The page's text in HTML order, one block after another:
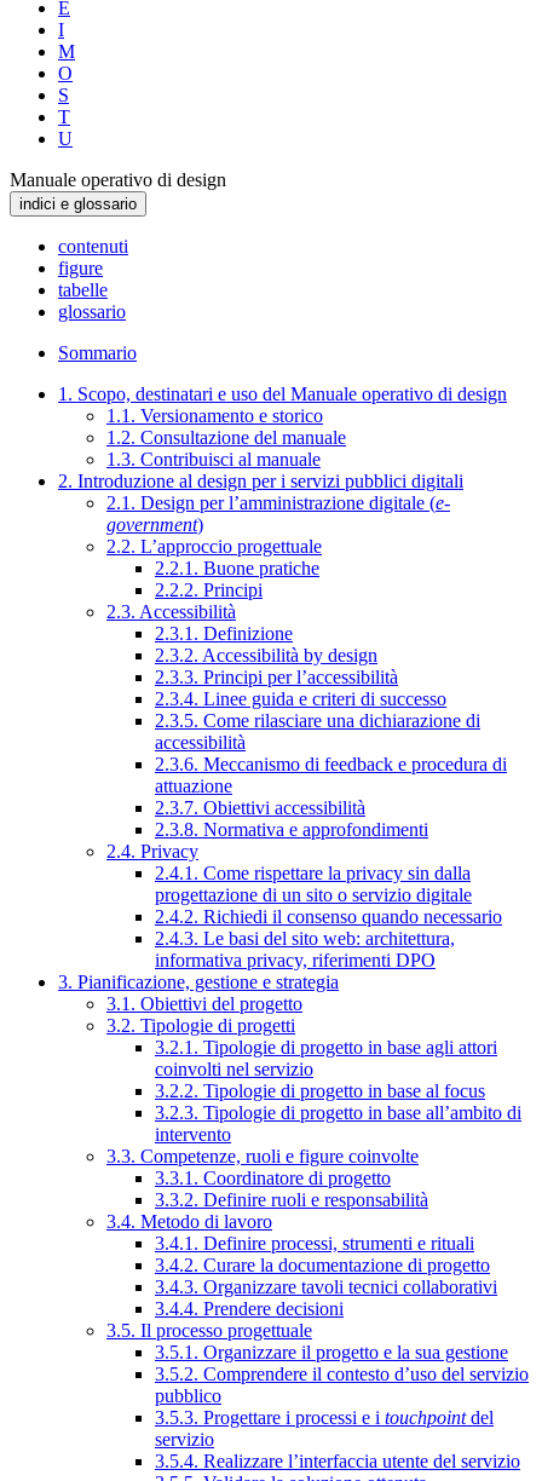
E
I
M
O
S
T
U
Manuale operativo di design
indici e glossario
contenuti
figure
tabelle
glossario
Sommario
1. Scopo, destinatari e uso del Manuale operativo di design
1.1. Versionamento e storico
1.2. Consultazione del manuale
1.3. Contribuisci al manuale
2. Introduzione al design per i servizi pubblici digitali
2.1. Design per l’amministrazione digitale (e-
government)
2.2. L’approccio progettuale
2.2.1. Buone pratiche
2.2.2. Principi
2.3. Accessibilità
2.3.1. Definizione
2.3.2. Accessibilità by design
2.3.3. Principi per l’accessibilità
2.3.4. Linee guida e criteri di successo
2.3.5. Come rilasciare una dichiarazione di
accessibilità
2.3.6. Meccanismo di feedback e procedura di
attuazione
2.3.7. Obiettivi accessibilità
2.3.8. Normativa e approfondimenti
2.4. Privacy
2.4.1. Come rispettare la privacy sin dalla
progettazione di un sito o servizio digitale
2.4.2. Richiedi il consenso quando necessario
2.4.3. Le basi del sito web: architettura,
informativa privacy, riferimenti DPO
3. Pianificazione, gestione e strategia
3.1. Obiettivi del progetto
3.2. Tipologie di progetti
3.2.1. Tipologie di progetto in base agli attori
coinvolti nel servizio
3.2.2. Tipologie di progetto in base al focus
3.2.3. Tipologie di progetto in base all’ambito di
intervento
3.3. Competenze, ruoli e figure coinvolte
3.3.1. Coordinatore di progetto
3.3.2. Definire ruoli e responsabilità
3.4. Metodo di lavoro
3.4.1. Definire processi, strumenti e rituali
3.4.2. Curare la documentazione di progetto
3.4.3. Organizzare tavoli tecnici collaborativi
3.4.4. Prendere decisioni
3.5. Il processo progettuale
3.5.1. Organizzare il progetto e la sua gestione
3.5.2. Comprendere il contesto d’uso del servizio
pubblico
3.5.3. Progettare i processi e i touchpointdel
servizio
3.5.4. Realizzare l’interfaccia utente del servizio